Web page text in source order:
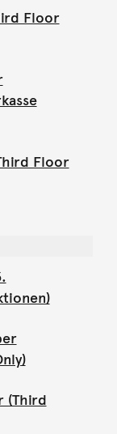
Floor
Floor
(Third